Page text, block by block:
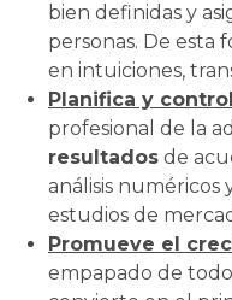
bien definidas y
personas. De esta
en intuiciones,
Planifica y
profesional de la
resultados de
análisis numéricos
estudios de
Promueve el
empapado de